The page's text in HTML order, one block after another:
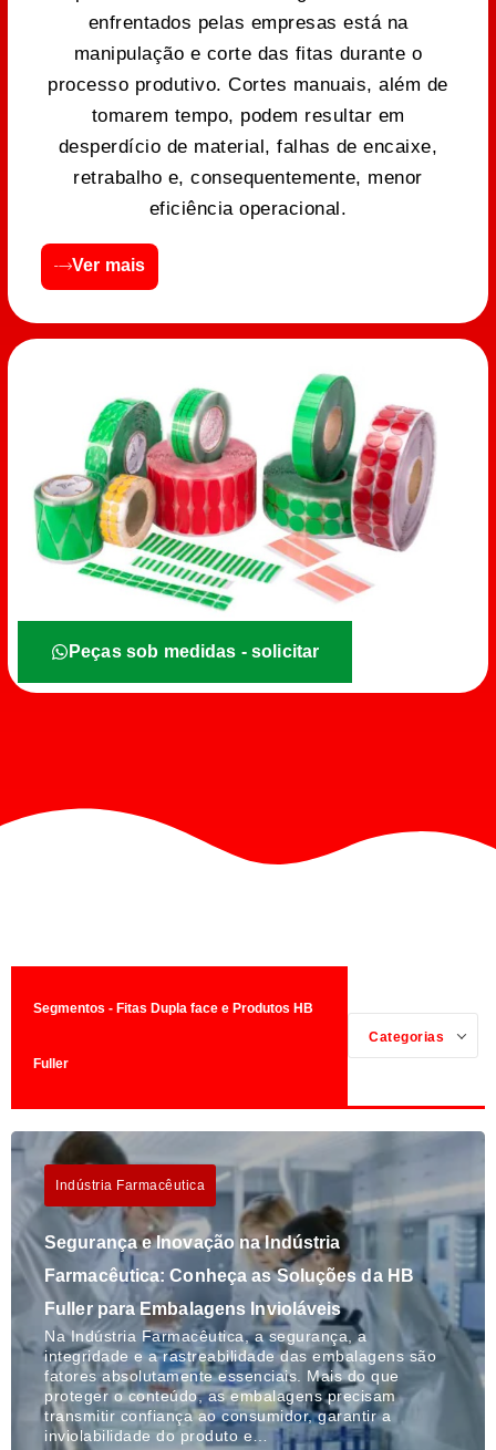
enfrentados pelas empresas está na
manipulação e corte das fitas durante o
processo produtivo. Cortes manuais, além de
tomarem tempo, podem resultar em
desperdício de material, falhas de encaixe,
retrabalho e, consequentemente, menor
eficiência operacional.
Ver mais
Peças sob medidas - solicitar
Segmentos - Fitas Dupla face e Produtos HB
Fuller
Categorias
Indústria Farmacêutica
Segurança e Inovação na Indústria
Farmacêutica: Conheça as Soluções da HB
Fuller para Embalagens Invioláveis
Na Indústria Farmacêutica, a segurança, a
integridade e a rastreabilidade das embalagens são
fatores absolutamente essenciais. Mais do que
proteger o conteúdo, as embalagens precisam
transmitir confiança ao consumidor, garantir a
inviolabilidade do produto e…